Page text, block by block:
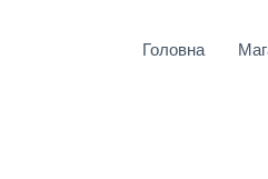
Головна